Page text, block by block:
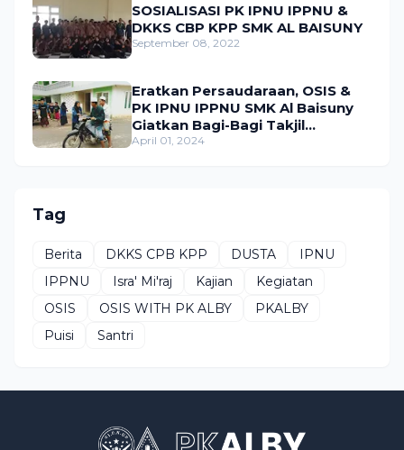
SOSIALISASI PK IPNU IPPNU &
DKKS CBP KPP SMK AL BAISUNY
September 08, 2022
Eratkan Persaudaraan, OSIS &
PK IPNU IPPNU SMK Al Baisuny
Giatkan Bagi-Bagi Takjil
Sekaligus Bukber.
April 01, 2024
Tag
Berita DKKS CPB KPP DUSTA
IPNU
IPPNU
Isra' Mi'raj Kajian
Kegiatan
OSIS
OSIS WITH PK ALBY
PKALBY
Puisi
Santri